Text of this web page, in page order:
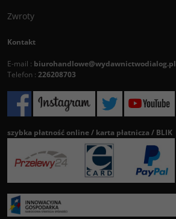
Zwroty
Kontakt
E-mail : biurohandlowe@wydawnictwodialog.pl
Telefon : 226208703
szybka płatność online / karta płatnicza / BLIK